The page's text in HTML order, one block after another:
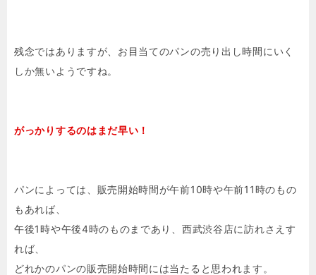
残念ではありますが、お目当てのパンの売り出し時間にいく
しか無いようですね。
がっかりするのはまだ早い！
パンによっては、販売開始時間が午前10時や午前11時のもの
もあれば、
午後1時や午後4時のものまであり、西武渋谷店に訪れさえす
れば、
どれかのパンの販売開始時間には当たると思われます。